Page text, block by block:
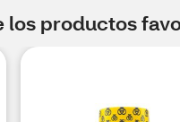
los productos